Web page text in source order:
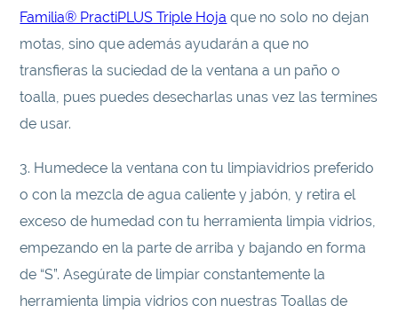
Familia® PractiPLUS Triple Hoja que no solo no dejan
motas, sino que además ayudarán a que no
transfieras la suciedad de la ventana a un paño o
toalla, pues puedes desecharlas unas vez las termines
de usar.
3. Humedece la ventana con tu limpiavidrios preferido
o con la mezcla de agua caliente y jabón, y retira el
exceso de humedad con tu herramienta limpia vidrios,
empezando en la parte de arriba y bajando en forma
de “S”. Asegúrate de limpiar constantemente la
herramienta limpia vidrios con nuestras Toallas de